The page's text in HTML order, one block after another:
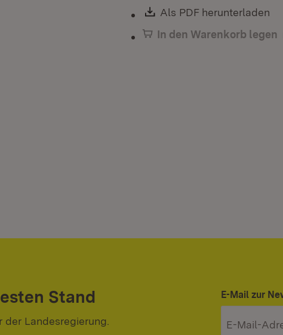
Download:
Als PDF herunterladen
In den Warenkorb legen
Stand
Landesregierung.
E-Mail zur